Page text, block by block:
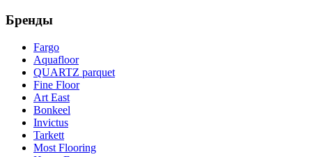
Бренды
Fargo
Aquafloor
QUARTZ parquet
Fine Floor
Art East
Bonkeel
Invictus
Tarkett
Most Flooring